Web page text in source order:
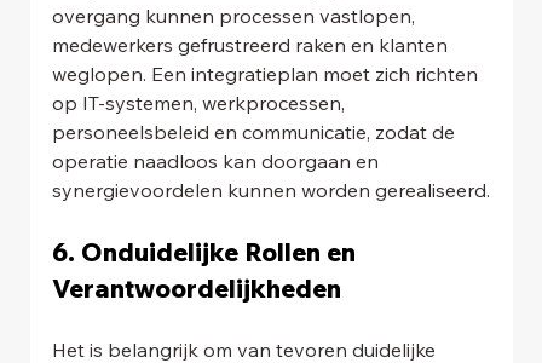
overgang kunnen processen vastlopen,
medewerkers gefrustreerd raken en klanten
weglopen. Een integratieplan moet zich richten
op IT-systemen, werkprocessen,
personeelsbeleid en communicatie, zodat de
operatie naadloos kan doorgaan en
synergievoordelen kunnen worden gerealiseerd.
6. Onduidelijke Rollen en
Verantwoordelijkheden
Het is belangrijk om van tevoren duidelijke